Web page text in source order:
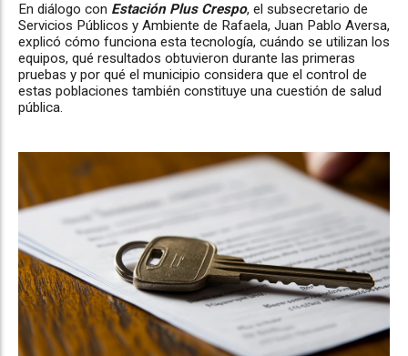
En diálogo con Estación Plus Crespo, el subsecretario de
Servicios Públicos y Ambiente de Rafaela, Juan Pablo Aversa,
explicó cómo funciona esta tecnología, cuándo se utilizan los
equipos, qué resultados obtuvieron durante las primeras
pruebas y por qué el municipio considera que el control de
estas poblaciones también constituye una cuestión de salud
pública.